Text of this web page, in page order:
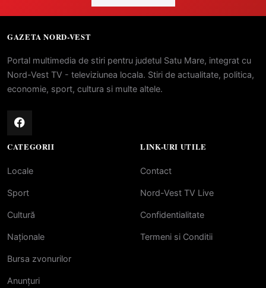
GAZETA NORD-VEST
Portal multimedia de stiri pentru judetul Satu Mare, integrat cu
Nord-Vest TV - televiziunea locala. Stiri de actualitate, politica,
economie, sport, cultura si multe altele.
CATEGORII
Locale
Sport
Cultură
Naționale
Bursa zvonurilor
Anunțuri
LINK-URI UTILE
Contact
Nord-Vest TV Live
Confidentialitate
Termeni si Conditii